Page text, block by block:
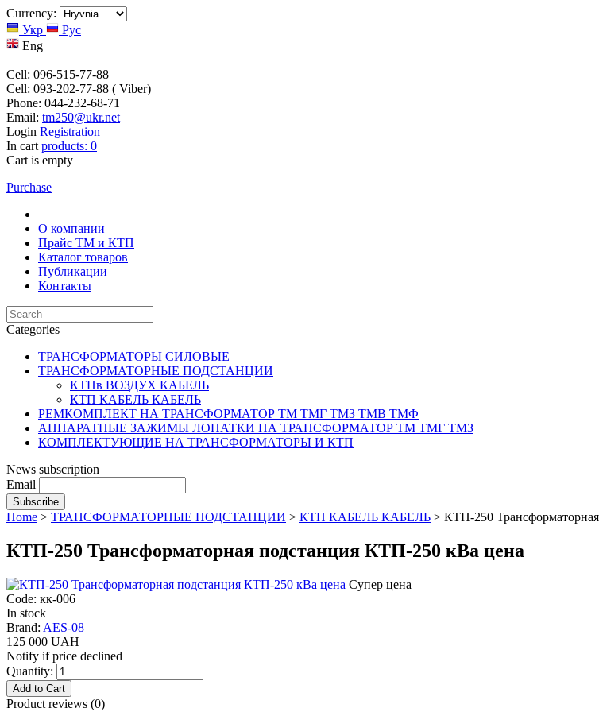
Currency:
Укр
Рус
Eng
Cell: 096-515-77-88
Cell: 093-202-77-88 ( Viber)
Phone: 044-232-68-71
Email: tm250@ukr.net
Login Registration
In cart products: 0
Cart is empty
Purchase
О компании
Прайс TM и КТП
Каталог товаров
Публикации
Контакты
Categories
ТРАНСФОРМАТОРЫ СИЛОВЫЕ
ТРАНСФОРМАТОРНЫЕ ПОДСТАНЦИИ
КТПв ВОЗДУХ КАБЕЛЬ
КТП КАБЕЛЬ КАБЕЛЬ
РЕМКОМПЛЕКТ НА ТРАНСФОРМАТОР ТМ ТМГ ТМЗ ТМВ ТМФ
АППАРАТНЫЕ ЗАЖИМЫ ЛОПАТКИ НА ТРАНСФОРМАТОР ТМ ТМГ ТМЗ
КОМПЛЕКТУЮЩИЕ НА ТРАНСФОРМАТОРЫ И КТП
News subscription
Email
Home > ТРАНСФОРМАТОРНЫЕ ПОДСТАНЦИИ > КТП КАБЕЛЬ КАБЕЛЬ > КТП-250
КТП-250 Трансформаторная подстанция КТП-250 кВа цена
Супер цена
Code: кк-006
In stock
Brand: AES-08
125 000 UAH
Notify if price declined
Quantity:
Product reviews (0)